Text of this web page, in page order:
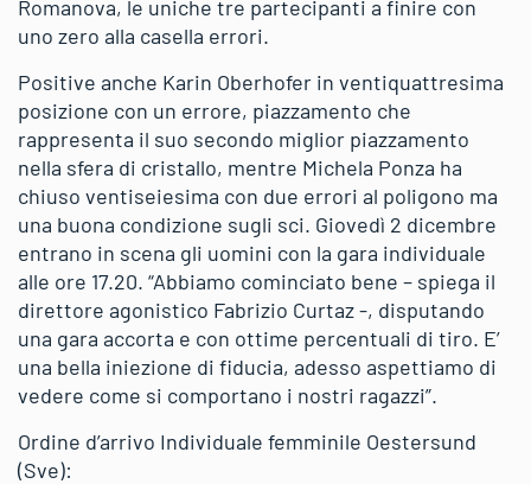
Romanova, le uniche tre partecipanti a finire con
uno zero alla casella errori.
Positive anche Karin Oberhofer in ventiquattresima
posizione con un errore, piazzamento che
rappresenta il suo secondo miglior piazzamento
nella sfera di cristallo, mentre Michela Ponza ha
chiuso ventiseiesima con due errori al poligono ma
una buona condizione sugli sci. Giovedì 2 dicembre
entrano in scena gli uomini con la gara individuale
alle ore 17.20. “Abbiamo cominciato bene – spiega il
direttore agonistico Fabrizio Curtaz -, disputando
una gara accorta e con ottime percentuali di tiro. E’
una bella iniezione di fiducia, adesso aspettiamo di
vedere come si comportano i nostri ragazzi”.
Ordine d’arrivo Individuale femminile Oestersund
(Sve):